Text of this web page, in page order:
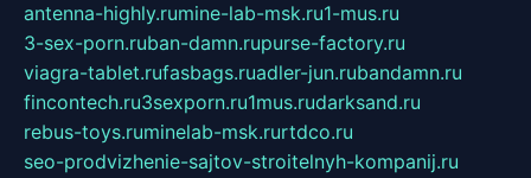
antenna-highly.rumine-lab-msk.ru1-mus.ru
3-sex-porn.ruban-damn.rupurse-factory.ru
viagra-tablet.rufasbags.ruadler-jun.rubandamn.ru
fincontech.ru3sexporn.ru1mus.rudarksand.ru
rebus-toys.ruminelab-msk.rurtdco.ru
seo-prodvizhenie-sajtov-stroitelnyh-kompanij.ru